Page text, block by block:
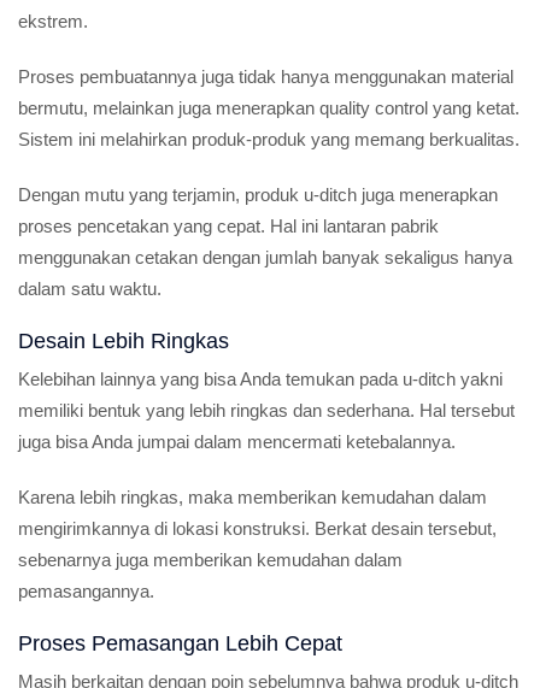
ekstrem.
Proses pembuatannya juga tidak hanya menggunakan material
bermutu, melainkan juga menerapkan quality control yang ketat.
Sistem ini melahirkan produk-produk yang memang berkualitas.
Dengan mutu yang terjamin, produk u-ditch juga menerapkan
proses pencetakan yang cepat. Hal ini lantaran pabrik
menggunakan cetakan dengan jumlah banyak sekaligus hanya
dalam satu waktu.
Desain Lebih Ringkas
Kelebihan lainnya yang bisa Anda temukan pada u-ditch yakni
memiliki bentuk yang lebih ringkas dan sederhana. Hal tersebut
juga bisa Anda jumpai dalam mencermati ketebalannya.
Karena lebih ringkas, maka memberikan kemudahan dalam
mengirimkannya di lokasi konstruksi. Berkat desain tersebut,
sebenarnya juga memberikan kemudahan dalam
pemasangannya.
Proses Pemasangan Lebih Cepat
Masih berkaitan dengan poin sebelumnya bahwa produk u-ditch